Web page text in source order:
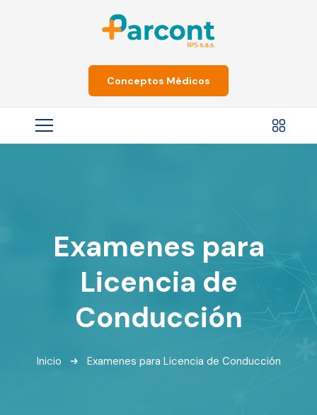
Conceptos Médicos
Examenes para
Licencia de
Conducción
Inicio Examenes para Licencia de Conducción